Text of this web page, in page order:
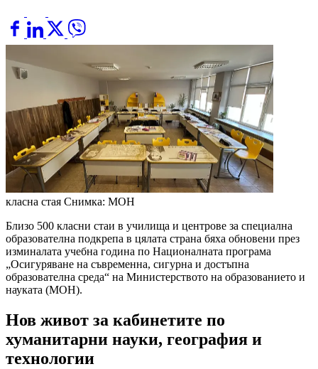
класна стая Снимка: МОН
Близо 500 класни стаи в училища и центрове за специална
образователна подкрепа в цялата страна бяха обновени през
изминалата учебна година по Националната програма
„Осигуряване на съвременна, сигурна и достъпна
образователна среда“ на Министерството на образованието и
науката (МОН).
Нов живот за кабинетите по
хуманитарни науки, география и
технологии